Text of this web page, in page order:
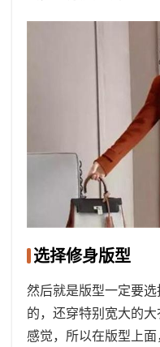
选择修身版型
然后就是版型一定要
的，还穿特别宽大的
感觉，所以在版型上